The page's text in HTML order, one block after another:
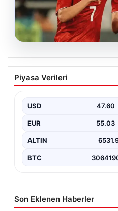
05.08.2026
Aleksey
İddialarına Yöneşli
genç futbolcu Aleksey
Piyasa Verileri
USD 47.60
EUR 55.03
ALTIN
BTC
Son Eklenen Haberler